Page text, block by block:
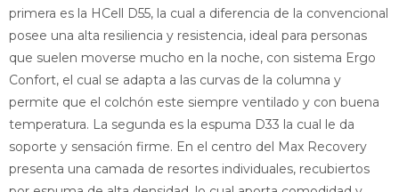
primera es la HCell D55, la cual a diferencia de la convencional
posee una alta resiliencia y resistencia, ideal para personas
que suelen moverse mucho en la noche, con sistema Ergo
Confort, el cual se adapta a las curvas de la columna y
permite que el colchón este siempre ventilado y con buena
temperatura. La segunda es la espuma D33 la cual le da
soporte y sensación firme. En el centro del Max Recovery
presenta una camada de resortes individuales, recubiertos